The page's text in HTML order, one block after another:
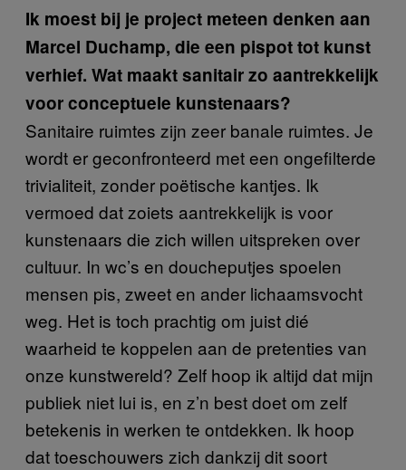
Ik moest bij je project meteen denken aan
Marcel Duchamp, die een pispot tot kunst
verhief. Wat maakt sanitair zo aantrekkelijk
voor conceptuele kunstenaars?
Sanitaire ruimtes zijn zeer banale ruimtes. Je
wordt er geconfronteerd met een ongefilterde
trivialiteit, zonder poëtische kantjes. Ik
vermoed dat zoiets aantrekkelijk is voor
kunstenaars die zich willen uitspreken over
cultuur. In wc’s en doucheputjes spoelen
mensen pis, zweet en ander lichaamsvocht
weg. Het is toch prachtig om juist dié
waarheid te koppelen aan de pretenties van
onze kunstwereld? Zelf hoop ik altijd dat mijn
publiek niet lui is, en z’n best doet om zelf
betekenis in werken te ontdekken. Ik hoop
dat toeschouwers zich dankzij dit soort